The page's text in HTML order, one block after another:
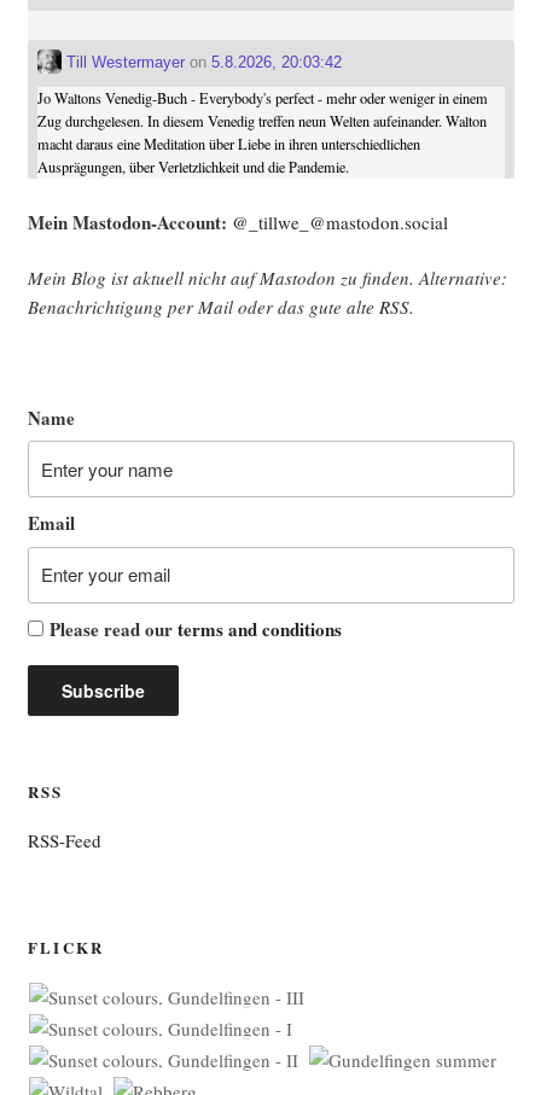
Till Westermayeron 5.8.2026, 20:03:42
Jo Waltons Venedig-Buch - Everybody's perfect - mehr oder weniger in einem
Zug durchgelesen. In diesem Venedig treffen neun Welten aufeinander. Walton
macht daraus eine Meditation über Liebe in ihren unterschiedlichen
Ausprägungen, über Verletzlichkeit und die Pandemie.
Mein Mast­o­don-Account: @_tillwe_@mastodon.social
Mein Blog ist aktu­ell nicht auf Mast­o­don zu fin­den. Alter­na­ti­ve:
Benach­rich­ti­gung per Mail oder das gute alte RSS.
Name
Email
Please read ourterms and conditions
RSS
RSS-Feed
FLICKR